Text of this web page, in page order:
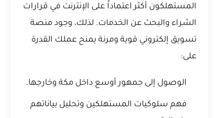
المستهلكون أكثر اعتماداً على الإنترنت في قرارات
الشراء والبحث عن الخدمات. لذلك، وجود منصة
تسويق إلكتروني قوية ومرنة يمنح عملك القدرة
على:
الوصول إلى جمهور أوسع داخل مكة وخارجها.
فهم سلوكيات المستهلكين وتحليل بياناتهم